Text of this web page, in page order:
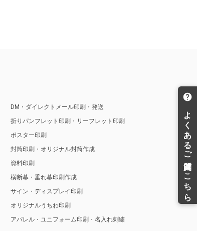
DM・ダイレクトメール印刷・発送
折りパンフレット印刷・リーフレット印刷
ポスター印刷
封筒印刷・オリジナル封筒作成
資料印刷
横断幕・垂れ幕印刷作成
サイン・ディスプレイ印刷
オリジナルうちわ印刷
アパレル・ユニフォーム印刷・名入れ刺繍